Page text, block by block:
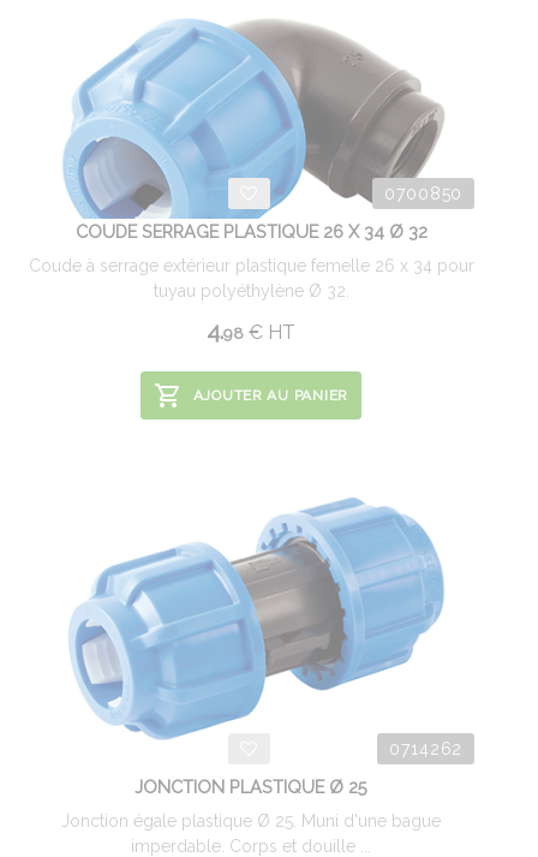
0700850
COUDE SERRAGE PLASTIQUE 26 X 34 Ø 32
Coude à serrage extérieur plastique femelle 26 x 34 pour
tuyau polyéthylène Ø 32.
4.98 € HT
AJOUTER AU PANIER
0714262
JONCTION PLASTIQUE Ø 25
Jonction égale plastique Ø 25. Muni d'une bague
imperdable. Corps et douille ...